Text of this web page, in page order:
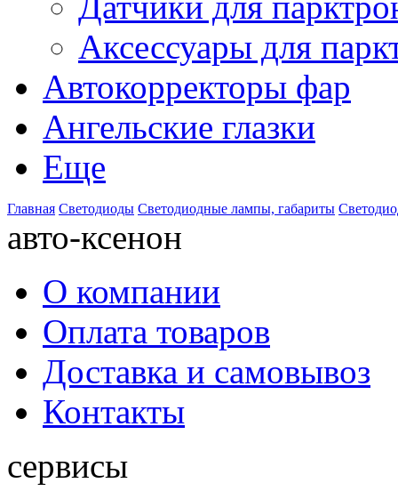
Аксессуары для
Автокорректоры фар
Ангельские глазки
Еще
Главная Светодиоды Светодиодные лампы, габариты
авто-ксенон
О компании
Оплата товаров
Доставка и самовывоз
Контакты
сервисы